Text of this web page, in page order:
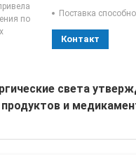
по
Поставка
Контакт
света
и